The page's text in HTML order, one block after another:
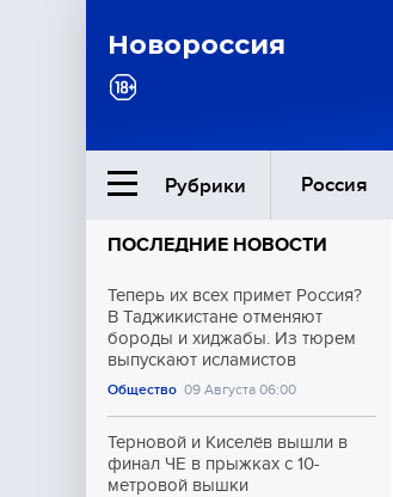
Новороссия
Рубрики Россия
Ближний Восток
Общество
Культура
ПОСЛЕДНИЕ НОВОСТИ
Теперь их всех примет Россия?
В Таджикистане отменяют
бороды и хиджабы. Из тюрем
выпускают исламистов
Общество 09 Августа 06:00
Терновой и Киселёв вышли в
финал ЧЕ в прыжках с 10-
метровой вышки